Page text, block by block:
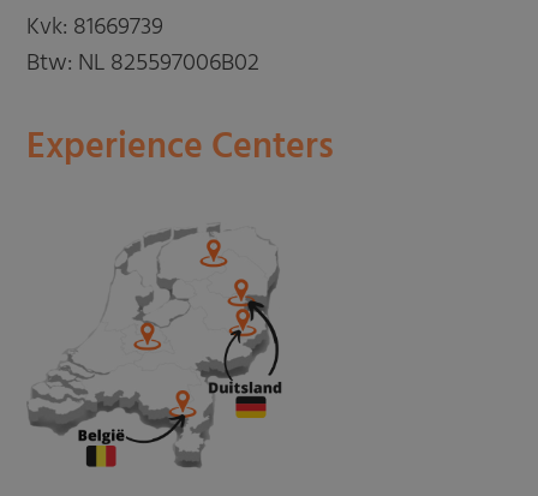
Kvk: 81669739
Btw: NL 825597006B02
Experience Centers